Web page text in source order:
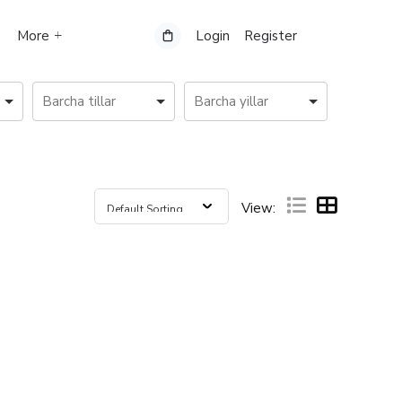
More Login Register
View: